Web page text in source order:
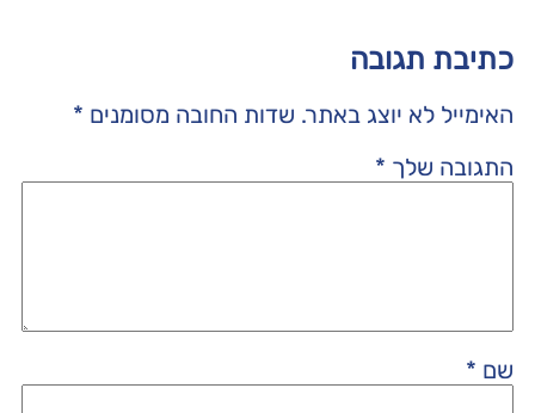
כתיבת תגובה
האימייל לא יוצג באתר. שדות החובה מסומנים *
התגובה שלך *
שם *